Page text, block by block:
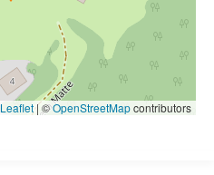
Leaflet |©OpenStreetMapcontributors